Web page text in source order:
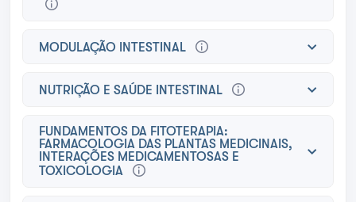
MODULAÇÃO INTESTINAL
NUTRIÇÃO E SAÚDE INTESTINAL
FUNDAMENTOS DA FITOTERAPIA:
FARMACOLOGIA DAS PLANTAS MEDICINAIS,
INTERAÇÕES MEDICAMENTOSAS E
TOXICOLOGIA